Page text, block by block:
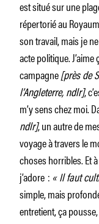
est situé sur une
répertorié au
son travail, mais je
acte politique.
campagne[près de
l’Angleterre, ndlr],
m’y sens chez moi.
ndlr], un autre de
voyage à travers le
choses horribles. Et
j’adore : « Il faut
simple, mais
entretient, ça